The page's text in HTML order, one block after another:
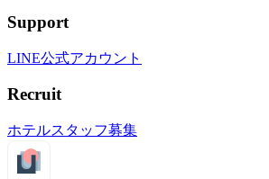
Support
LINE公式アカウント
Recruit
ホテルスタッフ募集